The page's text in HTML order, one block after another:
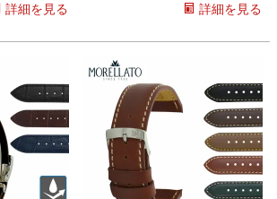
詳細を見る 詳細を見る